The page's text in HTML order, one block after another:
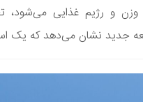
و رژیم غذایی می‌شود،
جدید نشان می‌دهد که یک